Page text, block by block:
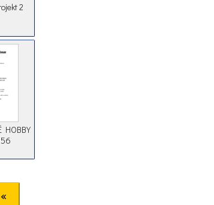
2
HOBBY